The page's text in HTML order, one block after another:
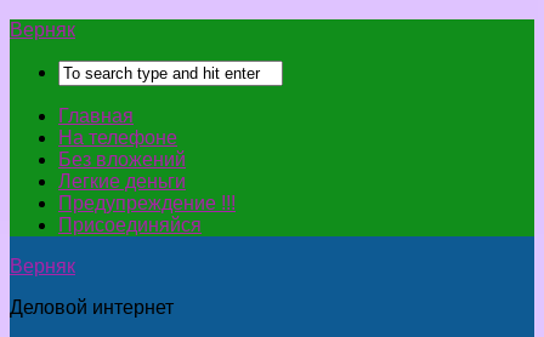
Верняк
Главная
На телефоне
Без вложений
Легкие деньги
Предупреждение !!!
Присоединяйся
Верняк
Деловой интернет